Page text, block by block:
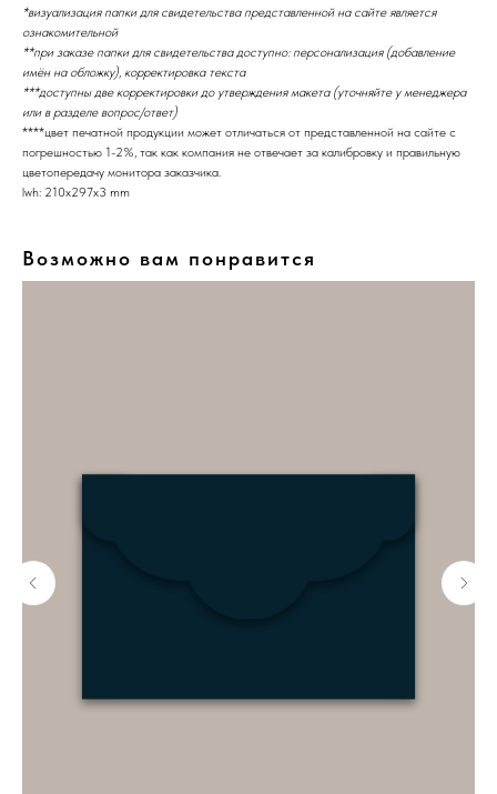
*визуализация папки для свидетельства представленной на сайте является
ознакомительной
**при заказе папки для свидетельства доступно: персонализация (добавление
имён на обложку), корректировка текста
***доступны две корректировки до утверждения макета (уточняйте у менеджера
или в разделе вопрос/ответ)
****цвет печатной продукции может отличаться от представленной на сайте с
погрешностью 1-2%, так как компания не отвечает за калибровку и правильную
цветопередачу монитора заказчика.
lwh: 210x297x3 mm
Возможно вам понравится